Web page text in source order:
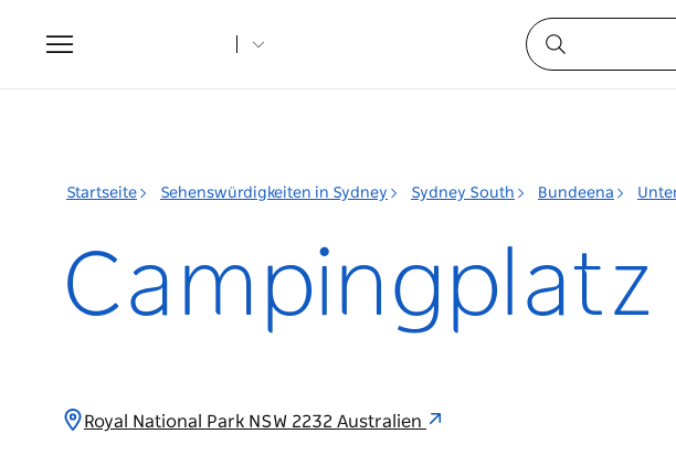
Toggle
navigation
Startseite Sehenswürdigkeiten in Sydney Sydney South Bundeena
Campingplatz
Royal National Park NSW 2232 Australien